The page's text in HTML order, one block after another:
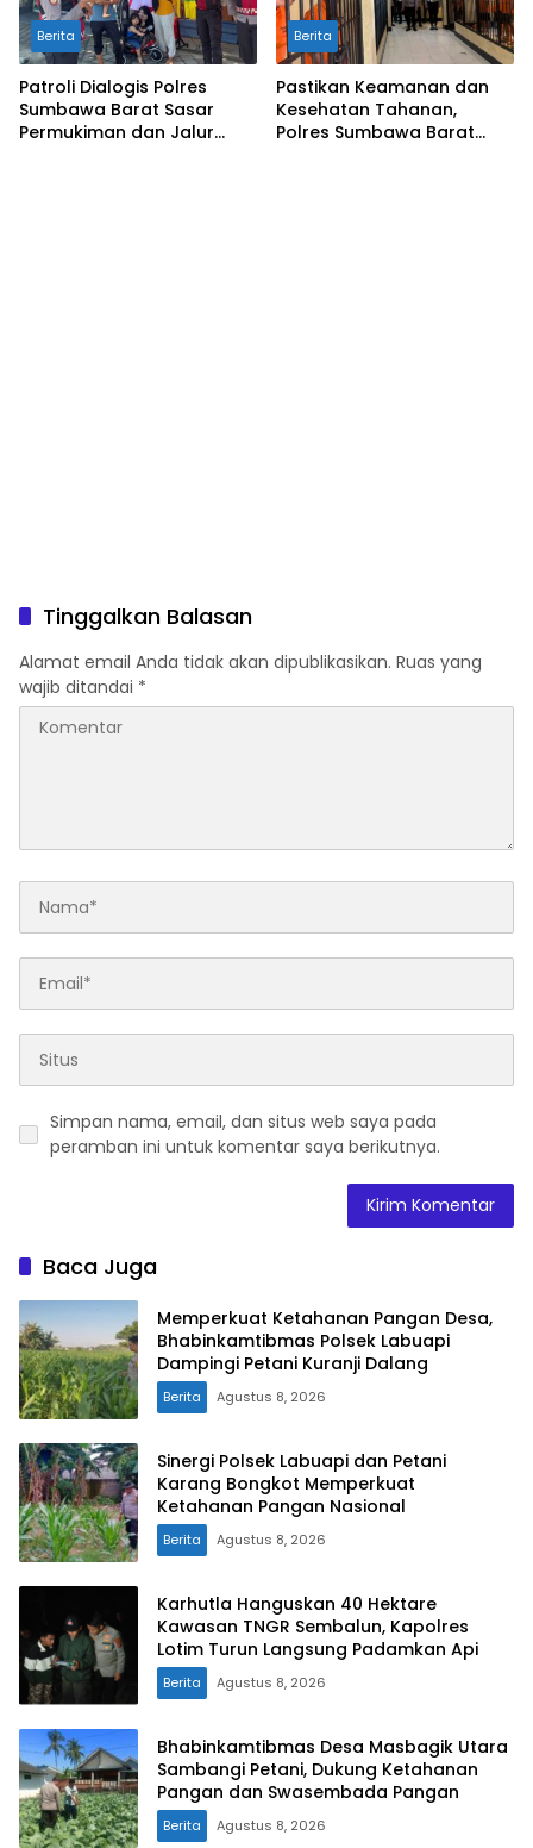
Berita
Patroli Dialogis Polres
Sumbawa Barat Sasar
Permukiman dan Jalur
Berita
Pastikan Keamanan dan
Kesehatan Tahanan,
Polres Sumbawa Barat
Tinggalkan Balasan
Alamat email Anda tidak akan dipublikasikan. Ruas yang
wajib ditandai *
Simpan nama, email, dan situs web saya pada
peramban ini untuk komentar saya berikutnya.
Baca Juga
Memperkuat Ketahanan Pangan Desa,
Bhabinkamtibmas Polsek Labuapi
Dampingi Petani Kuranji Dalang
Berita Agustus 8, 2026
Sinergi Polsek Labuapi dan Petani
Karang Bongkot Memperkuat
Ketahanan Pangan Nasional
Berita Agustus 8, 2026
Karhutla Hanguskan 40 Hektare
Kawasan TNGR Sembalun, Kapolres
Lotim Turun Langsung Padamkan Api
Berita Agustus 8, 2026
Bhabinkamtibmas Desa Masbagik Utara
Sambangi Petani, Dukung Ketahanan
Pangan dan Swasembada Pangan
Berita Agustus 8, 2026